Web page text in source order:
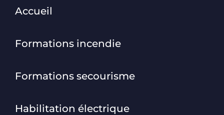
Accueil
Formations incendie
Formations secourisme
Habilitation électrique